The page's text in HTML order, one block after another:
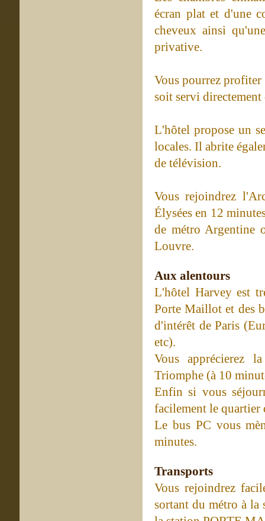
écran plat et d'une
cheveux ainsi
privative.
Vous pourrez
soit servi directement
L'hôtel propose un
locales. Il abrite
de télévision.
Vous rejoindrez
Élysées en 12
de métro Argentine
Louvre.
Aux alentours
L'hôtel Harvey est
Porte Maillot et des
d'intérêt de Paris
etc).
Vous apprécierez
Triomphe (à 10
Enfin si vous
facilement le quartier
Le bus PC vous
minutes.
Transports
Vous rejoindrez
sortant du métro à